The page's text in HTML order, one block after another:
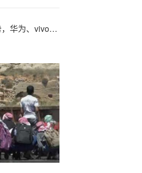
e—SIM手机成新趋势，华为、vivo们的路径分野